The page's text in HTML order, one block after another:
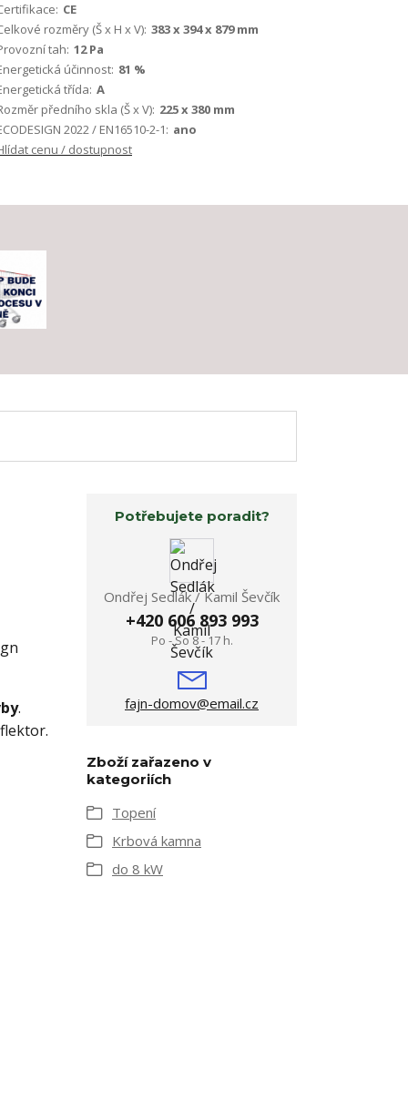
CE
rozměry (Š x H x V): 383 x 394 x 879 mm
tah: 12 Pa
účinnost: 81 %
třída: A
předního skla (Š x V): 225 x 380 mm
2022 / EN16510-2-1: ano
cenu / dostupnost
.
Potřebujete poradit?
Ondřej Sedlák / Kamil Ševčík
+420 606 893 993
Po - So 8 - 17 h.
fajn-domov@email.cz
Zboží zařazeno v
kategoriích
Topení
Krbová kamna
do 8 kW